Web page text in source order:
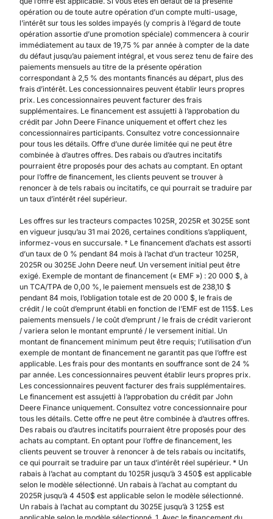
opération ou de toute autre opération d’un compte multi-usage,
l’intérêt sur tous les soldes impayés (y compris à l’égard de toute
opération assortie d’une promotion spéciale) commencera à courir
immédiatement au taux de 19,75 % par année à compter de la date
du défaut jusqu’au paiement intégral, et vous serez tenu de faire des
paiements mensuels au titre de la présente opération
correspondant à 2,5 % des montants financés au départ, plus des
frais d’intérêt. Les concessionnaires peuvent établir leurs propres
prix. Les concessionnaires peuvent facturer des frais
supplémentaires. Le financement est assujetti à l’approbation du
crédit par John Deere Finance uniquement et offert chez les
concessionnaires participants. Consultez votre concessionnaire
pour tous les détails. Offre d’une durée limitée qui ne peut être
combinée à d’autres offres. Des rabais ou d’autres incitatifs
pourraient être proposés pour des achats au comptant. En optant
pour l’offre de financement, les clients peuvent se trouver à
renoncer à de tels rabais ou incitatifs, ce qui pourrait se traduire par
un taux d’intérêt réel supérieur.
Les offres sur les tracteurs compactes 1025R, 2025R et 3025E sont
en vigueur jusqu’au 31 mai 2026, certaines conditions s’appliquent,
informez-vous en succursale. † Le financement d’achats est assorti
d’un taux de 0 % pendant 84 mois à l’achat d’un tracteur 1025R,
2025R ou 3025E John Deere neuf. Un versement initial peut être
exigé. Exemple de montant de financement (« EMF ») : 20 000 $, à
un TCA/TPA de 0,00 %, le paiement mensuels est de 238,10 $
pendant 84 mois, l’obligation totale est de 20 000 $, le frais de
crédit / le coût d’emprunt établi en fonction de l’EMF est de 115$. Les
paiements mensuels / le coût d’emprunt / le frais de crédit varieront
/ variera selon le montant emprunté / le versement initial. Un
montant de financement minimum peut être requis; l’utilisation d’un
exemple de montant de financement ne garantit pas que l’offre est
applicable. Les frais pour des montants en souffrance sont de 24 %
par année. Les concessionnaires peuvent établir leurs propres prix.
Les concessionnaires peuvent facturer des frais supplémentaires.
Le financement est assujetti à l’approbation du crédit par John
Deere Finance uniquement. Consultez votre concessionnaire pour
tous les détails. Cette offre ne peut être combinée à d’autres offres.
Des rabais ou d’autres incitatifs pourraient être proposés pour des
achats au comptant. En optant pour l’offre de financement, les
clients peuvent se trouver à renoncer à de tels rabais ou incitatifs,
ce qui pourrait se traduire par un taux d’intérêt réel supérieur. * Un
rabais à l’achat au comptant du 1025R jusqu’à 3 450$ est applicable
selon le modèle sélectionné. Un rabais à l’achat au comptant du
2025R jusqu’à 4 450$ est applicable selon le modèle sélectionné.
Un rabais à l’achat au comptant du 3025E jusqu’à 3 125$ est